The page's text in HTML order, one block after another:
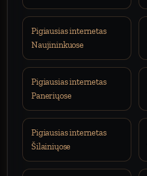
Pigiausias internetas
Naujininkuose
Pigiausias internetas
Paneriųose
Pigiausias internetas
Šilainiųose